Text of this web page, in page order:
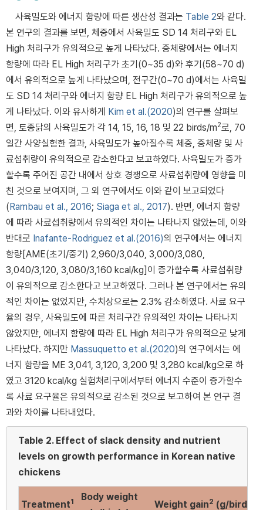
사육밀도와 에너지 함량에 따른 생산성 결과는 Table 2와 같다.
본 연구의 결과를 보면, 체중에서 사육밀도 SD 14 처리구와 EL
High 처리구가 유의적으로 높게 나타났다. 증체량에서는 에너지
함량에 따라 EL High 처리구가 초기(0~35 d)와 후기(58~70 d)
에서 유의적으로 높게 나타났으며, 전구간(0~70 d)에서는 사육밀
도 SD 14 처리구와 에너지 함량 EL High 처리구가 유의적으로 높
게 나타났다. 이와 유사하게 Kim et al.(2020)의 연구를 살펴보
면, 토종닭의 사육밀도가 각 14, 15, 16, 18 및 22 birds/m2로, 70
일간 사양실험한 결과, 사육밀도가 높아질수록 체중, 증체량 및 사
료섭취량이 유의적으로 감소한다고 보고하였다. 사육밀도가 증가
할수록 주어진 공간 내에서 상호 경쟁으로 사료섭취량에 영향을 미
친 것으로 보여지며, 그 외 연구에서도 이와 같이 보고되었다
(Rambau et al., 2016; Siaga et al., 2017). 반면, 에너지 함량
에 따라 사료섭취량에서 유의적인 차이는 나타나지 않았는데, 이와
반대로 Inafante-Rodriguez et al.(2016)의 연구에서는 에너지
함량[AME(초기/중기) 2,960/3,040, 3,000/3,080,
3,040/3,120, 3,080/3,160 kcal/kg]이 증가할수록 사료섭취량
이 유의적으로 감소한다고 보고하였다. 그러나 본 연구에서는 유의
적인 차이는 없었지만, 수치상으로는 2.3% 감소하였다. 사료 요구
율의 경우, 사육밀도에 따른 처리구간 유의적인 차이는 나타나지
않았지만, 에너지 함량에 따라 EL High 처리구가 유의적으로 낮게
나타났다. 하지만 Massuquetto et al.(2020)의 연구에서는 에
너지 함량을 ME 3,041, 3,120, 3,200 및 3,280 kcal/kg으로 하
였고 3120 kcal/kg 실험처리구에서부터 에너지 수준이 증가할수
록 사료 요구율은 유의적으로 감소된 것으로 보고하여 본 연구 결
과와 차이를 나타내었다.
Table 2. Effect of slack density and nutrient
levels on growth performance in Korean native
chickens
Treatment1
Body weight
Weight gain2 (g/birds)